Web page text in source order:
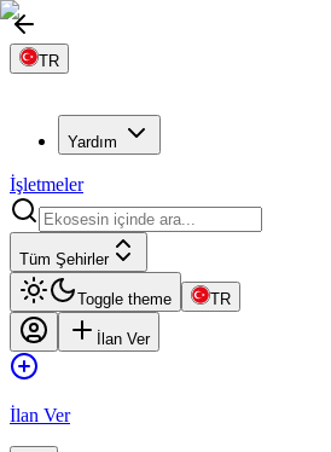
TR
Yardım
İşletmeler
Tüm Şehirler
Toggle theme TR
İlan Ver
İlan Ver